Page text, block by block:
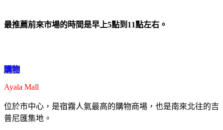
最推薦前來市場的時間是早上5點到11點左右。
購物
Ayala Mall
位於市中心，是宿霧人氣最高的購物商場，也是南來北往的吉
普尼匯集地。